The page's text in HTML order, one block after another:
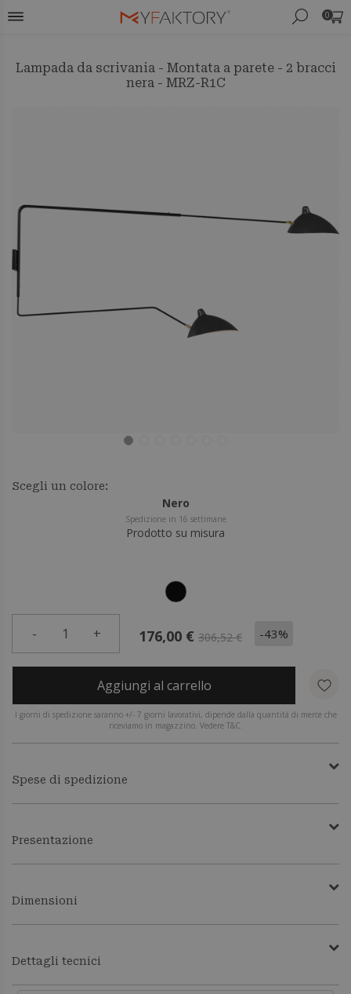
0
Lampada da scrivania - Montata a parete - 2 bracci
nera - MRZ-R1C
Scegli un colore:
Nero
Spedizione in 16 settimane
Prodotto su misura
- 1 + 176,00 € 306,52 € -43%
Aggiungi al carrello
I giorni di spedizione saranno +/- 7 giorni lavorativi, dipende dalla quantità di merce che
riceviamo in magazzino. Vedere T&C.
Spese di spedizione
Presentazione
Dimensioni
Dettagli tecnici